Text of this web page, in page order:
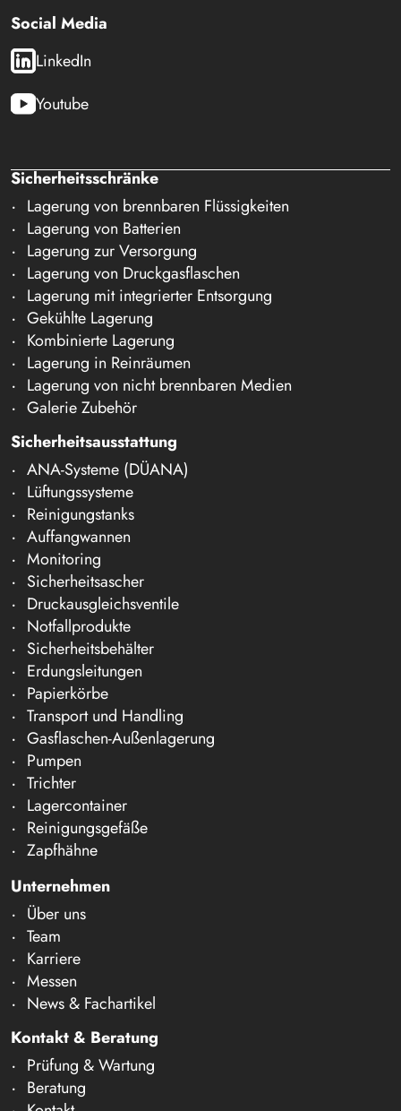
Social Media
LinkedIn
Youtube
Sicherheitsschränke
Lagerung von brennbaren Flüssigkeiten
Lagerung von Batterien
Lagerung zur Versorgung
Lagerung von Druckgasflaschen
Lagerung mit integrierter Entsorgung
Gekühlte Lagerung
Kombinierte Lagerung
Lagerung in Reinräumen
Lagerung von nicht brennbaren Medien
Galerie Zubehör
Sicherheitsausstattung
ANA-Systeme (DÜANA)
Lüftungssysteme
Reinigungstanks
Auffangwannen
Monitoring
Sicherheitsascher
Druckausgleichsventile
Notfallprodukte
Sicherheitsbehälter
Erdungsleitungen
Papierkörbe
Transport und Handling
Gasflaschen-Außenlagerung
Pumpen
Trichter
Lagercontainer
Reinigungsgefäße
Zapfhähne
Unternehmen
Über uns
Team
Karriere
Messen
News & Fachartikel
Kontakt & Beratung
Prüfung & Wartung
Beratung